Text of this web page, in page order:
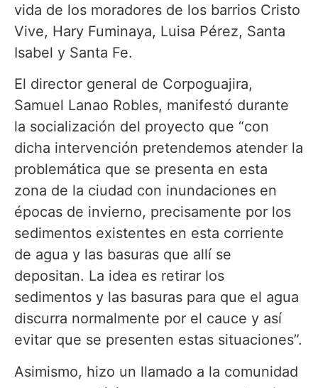
vida de los moradores de los barrios Cristo
Vive, Hary Fuminaya, Luisa Pérez, Santa
Isabel y Santa Fe.
El director general de Corpoguajira,
Samuel Lanao Robles, manifestó durante
la socialización del proyecto que “con
dicha intervención pretendemos atender la
problemática que se presenta en esta
zona de la ciudad con inundaciones en
épocas de invierno, precisamente por los
sedimentos existentes en esta corriente
de agua y las basuras que allí se
depositan. La idea es retirar los
sedimentos y las basuras para que el agua
discurra normalmente por el cauce y así
evitar que se presenten estas situaciones”.
Asimismo, hizo un llamado a la comunidad